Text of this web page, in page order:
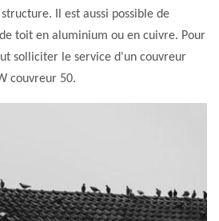
Il est aussi possible de
toit en aluminium ou en cuivre. Pour
solliciter le service d'un couvreur
couvreur 50.